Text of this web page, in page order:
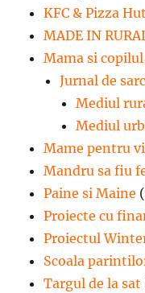
KFC & Pizza Hut
MADE IN
Mama si copilul
Jurnal de
Mediul
Mediul
Mame pentru
Mandru sa fiu
Paine si Maine
Proiecte cu
Proiectul
Scoala
Targul de la sat